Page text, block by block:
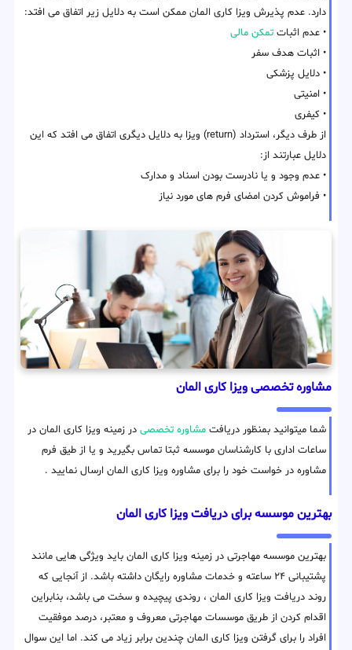
دارد. عدم پذیرش ویزا کاری المان ممکن است به دلایل زیر اتفاق می افتد:
• عدم اثبات تمکن مالی
• اثبات هدف سفر
• دلایل پزشکی
• امنیتی
• کیفری
از طرف دیگر، استرداد (return) ویزا به دلایل دیگری اتفاق می افتد که این
دلایل عبارتند از:
• عدم وجود و یا نادرست بودن اسناد و مدارک
• فراموش کردن امضای فرم های مورد نیاز
مشاوره تخصصی ویزا کاری المان
شما میتوانید بمنظور دریافت مشاوره تخصصی در زمینه ویزا کاری المان در
ساعات اداری با کارشناسان موسسه ثبتا تماس بگیرید و یا از طیق فرم
مشاوره در خواست خود را برای مشاوره ویزا کاری المان ارسال نمایید .
بهترین موسسه برای دریافت ویزا کاری المان
بهترین موسسه مهاجرتی در زمینه ویزا کاری المان باید ویژگی هایی مانند
پشتیبانی ۲۴ ساعته و خدمات مشاوره رایگان داشته باشد. از آنجایی که
روند دریافت ویزا کاری المان ، روندی پیچیده و سخت می باشد، بنابراین
اقدام کردن از طریق موسسات مهاجرتی معروف و معتبر، درصد موفقیت
افراد را برای گرفتن ویزا کاری المان چندین برابر زیاد می کند. اما این سوال